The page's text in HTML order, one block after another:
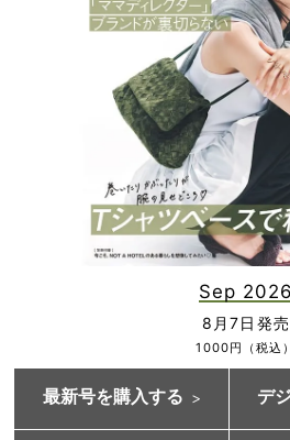
Sep 2026
8月7日発売
1000円（税込）
最新号を購入する デ